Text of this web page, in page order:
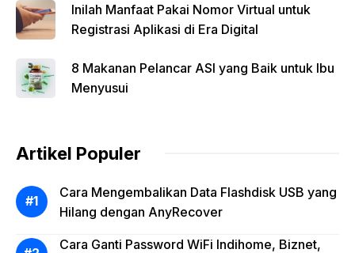
Inilah Manfaat Pakai Nomor Virtual untuk
Registrasi Aplikasi di Era Digital
8 Makanan Pelancar ASI yang Baik untuk Ibu
Menyusui
Artikel Populer
Cara Mengembalikan Data Flashdisk USB yang
Hilang dengan AnyRecover
Cara Ganti Password WiFi Indihome, Biznet,